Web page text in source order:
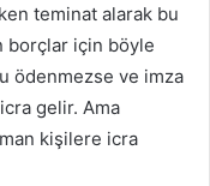
teminat alarak bu
borçlar için böyle
ödenmezse ve imza
gelir. Ama
kişilere icra